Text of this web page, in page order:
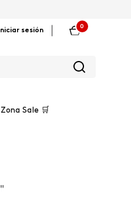
Iniciar sesión
0
Zona Sale 🛒
"